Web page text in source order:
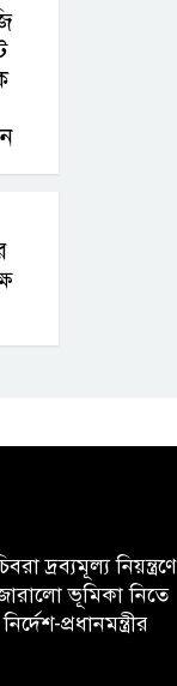
দ্রব্যমূল্য নিয়ন্ত্রণে
ভূমিকা নিতে
নির্দেশ-প্রধানমন্ত্রীর